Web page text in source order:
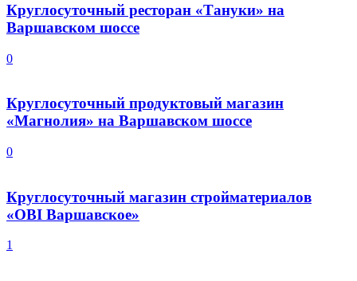
Круглосуточный ресторан «Тануки» на
Варшавском шоссе
0
Круглосуточный продуктовый магазин
«Магнолия» на Варшавском шоссе
0
Круглосуточный магазин стройматериалов
«OBI Варшавское»
1